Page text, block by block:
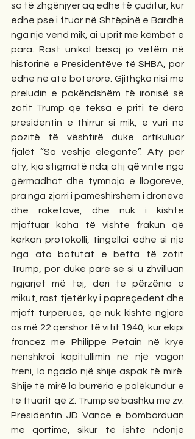
sa të zhgënjyer aq edhe të çuditur, kur
edhe pse i ftuar në Shtëpinë e Bardhë
nga një vend mik, ai u prit me këmbët e
para. Rast unikal besoj jo vetëm në
historinë e Presidentëve të SHBA, por
edhe në atë botërore. Gjithçka nisi me
preludin e pakëndshëm të ironisë së
zotit Trump që teksa e priti te dera
presidentin e thirrur si mik, e vuri në
pozitë të vështirë duke artikuluar
fjalët “Sa veshje elegante”. Aty për
aty, kjo stigmatë ndaj atij që vinte nga
gërmadhat dhe tymnaja e llogoreve,
pra nga zjarri i pamëshirshëm i dronëve
dhe raketave, dhe nuk i kishte
mjaftuar koha të vishte frakun që
kërkon protokolli, tingëlloi edhe si një
nga ato batutat e befta të zotit
Trump, por duke parë se si u zhvilluan
ngjarjet më tej, deri te përzënia e
mikut, rast tjetër ky i papreçedent dhe
mjaft turpërues, që nuk kishte ngjarë
as më 22 qershor të vitit 1940, kur ekipi
francez me Philippe Petain në krye
nënshkroi kapitullimin në një vagon
treni, la ngado një shije aspak të mirë.
Shije të mirë la burrëria e palëkundur e
të ftuarit që Z. Trump së bashku me zv.
Presidentin JD Vance e bombarduan
me qortime, sikur të ishte ndonjë